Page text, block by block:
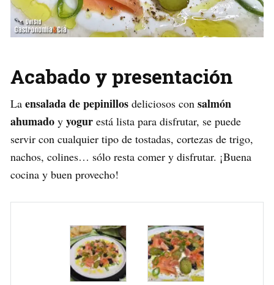
Acabado y presentación
La ensalada de pepinillos deliciosos con salmón
ahumado y yogur está lista para disfrutar, se puede
servir con cualquier tipo de tostadas, cortezas de trigo,
nachos, colines… sólo resta comer y disfrutar. ¡Buena
cocina y buen provecho!